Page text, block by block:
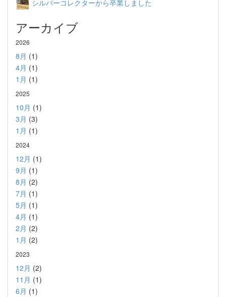
シルバーコレクターから卒業しました
アーカイブ
2026
8月 (1)
4月 (1)
1月 (1)
2025
10月 (1)
3月 (3)
1月 (1)
2024
12月 (1)
9月 (1)
8月 (2)
7月 (1)
5月 (1)
4月 (1)
2月 (2)
1月 (2)
2023
12月 (2)
11月 (1)
6月 (1)